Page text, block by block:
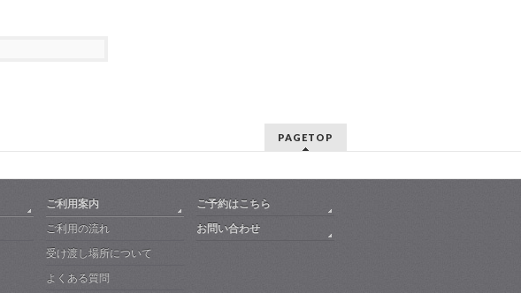
PAGETOP
ご利用案内
ご利用の流れ
受け渡し場所について
よくある質問
ご予約はこちら
お問い合わせ